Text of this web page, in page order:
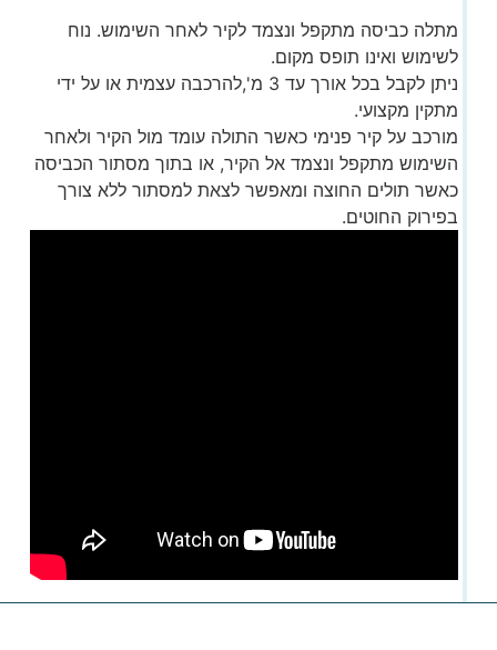
מתלה כביסה מתקפל ונצמד לקיר לאחר השימוש. נוח
לשימוש ואינו תופס מקום.
ניתן לקבל בכל אורך עד 3 מ',להרכבה עצמית או על ידי
מתקין מקצועי.
מורכב על קיר פנימי כאשר התולה עומד מול הקיר ולאחר
השימוש מתקפל ונצמד אל הקיר, או בתוך מסתור הכביסה
כאשר תולים החוצה ומאפשר לצאת למסתור ללא צורך
בפירוק החוטים.